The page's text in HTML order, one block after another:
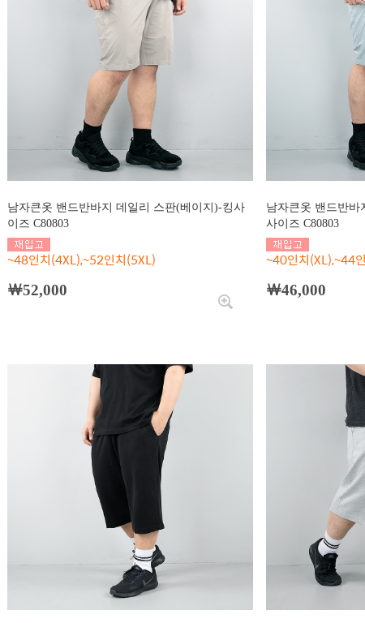
남자큰옷 밴드반바지 데일리 스판(베이지)-킹사
이즈 C80803
~48인치(4XL),~52인치(5XL)
￦52,000
남자큰옷 밴드반바
사이즈 C80803
~40인치(XL),~44
￦46,000